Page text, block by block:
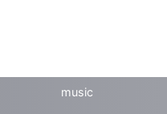
music